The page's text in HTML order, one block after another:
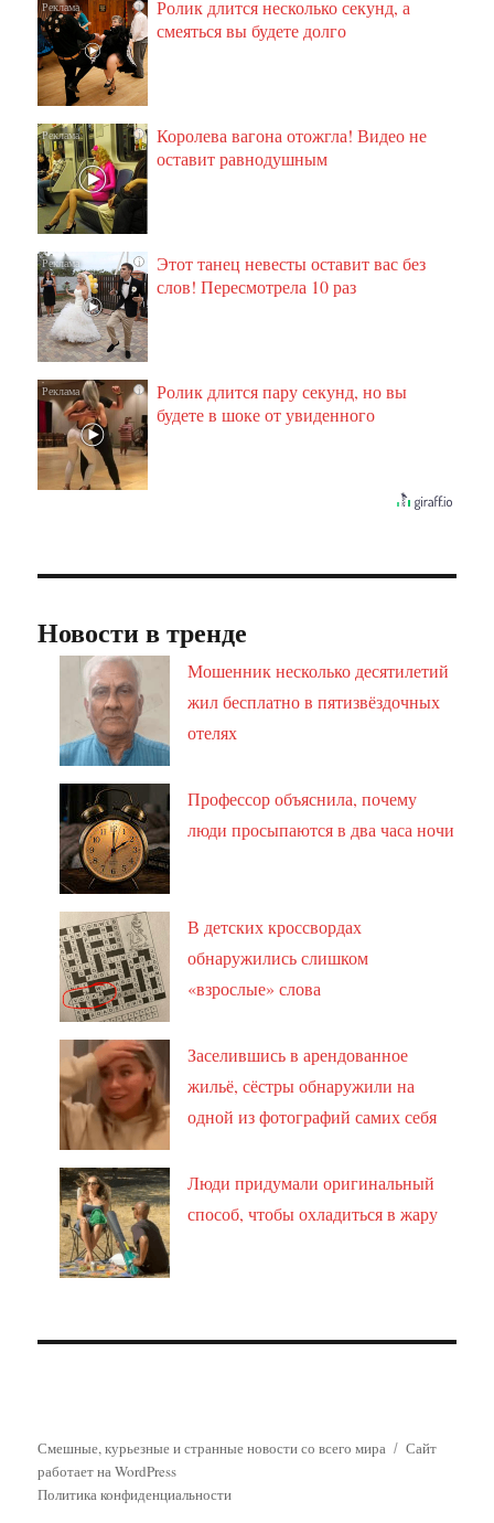
i
Ролик длится несколько секунд, а
смеяться вы будете долго
i
Королева вагона отожгла! Видео не
оставит равнодушным
i
Этот танец невесты оставит вас без
слов! Пересмотрела 10 раз
i
Ролик длится пару секунд, но вы
будете в шоке от увиденного
Новости в тренде
Мошенник несколько десятилетий
жил бесплатно в пятизвёздочных
отелях
Профессор объяснила, почему
люди просыпаются в два часа ночи
В детских кроссвордах
обнаружились слишком
«взрослые» слова
Заселившись в арендованное
жильё, сёстры обнаружили на
одной из фотографий самих себя
Люди придумали оригинальный
способ, чтобы охладиться в жару
Смешные, курьезные и странные новости со всего мира
Сайт
работает на WordPress
Политика конфиденциальности